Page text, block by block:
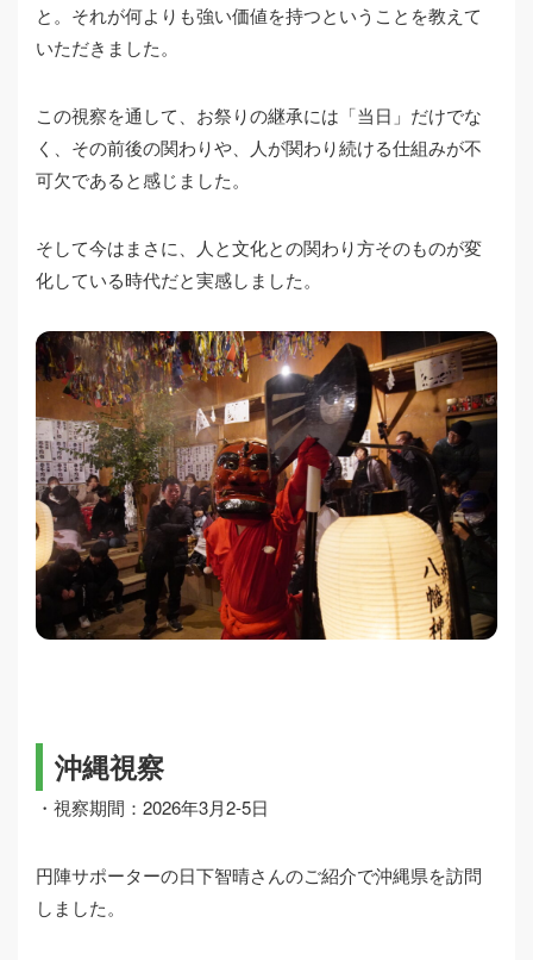
と。それが何よりも強い価値を持つということを教えて
いただきました。
この視察を通して、お祭りの継承には「当日」だけでな
く、その前後の関わりや、人が関わり続ける仕組みが不
可欠であると感じました。
そして今はまさに、人と文化との関わり方そのものが変
化している時代だと実感しました。
沖縄視察
・視察期間：2026年3月2-5日
円陣サポーターの日下智晴さんのご紹介で沖縄県を訪問
しました。